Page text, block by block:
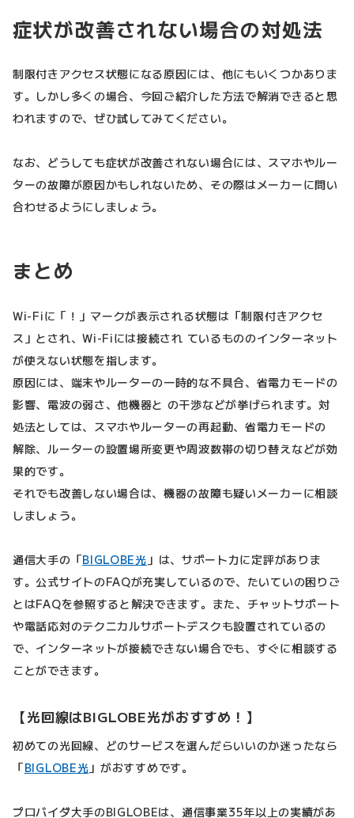
症状が改善されない場合の対処法
制限付きアクセス状態になる原因には、他にもいくつかありま
す。しかし多くの場合、今回ご紹介した方法で解消できると思
われますので、ぜひ試してみてください。
なお、どうしても症状が改善されない場合には、スマホやルー
ターの故障が原因かもしれないため、その際はメーカーに問い
合わせるようにしましょう。
まとめ
Wi-Fiに「！」マークが表示される状態は「制限付きアクセ
ス」とされ、Wi-Fiには接続され ているもののインターネット
が使えない状態を指します。
原因には、端末やルーターの一時的な不具合、省電力モードの
影響、電波の弱さ、他機器と の干渉などが挙げられます。対
処法としては、スマホやルーターの再起動、省電力モードの
解除、ルーターの設置場所変更や周波数帯の切り替えなどが効
果的です。
それでも改善しない場合は、機器の故障も疑いメーカーに相談
しましょう。
通信大手の「BIGLOBE光 」は、サポート力に定評がありま
す。公式サイトのFAQが充実しているので、たいていの困りご
とはFAQを参照すると解決できます。また、チャットサポート
や電話応対のテクニカルサポートデスクも設置されているの
で、インターネットが接続できない場合でも、すぐに相談する
ことができます。
【光回線はBIGLOBE光がおすすめ！】
初めての光回線、どのサービスを選んだらいいのか迷ったなら
「BIGLOBE光 」がおすすめです。
プロバイダ大手のBIGLOBEは、通信事業35年以上の実績があ